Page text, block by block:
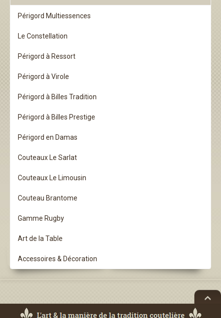
Périgord Multiessences
Le Constellation
Périgord à Ressort
Périgord à Virole
Périgord à Billes Tradition
Périgord à Billes Prestige
Périgord en Damas
Couteaux Le Sarlat
Couteaux Le Limousin
Couteau Brantome
Gamme Rugby
Art de la Table
Accessoires & Décoration